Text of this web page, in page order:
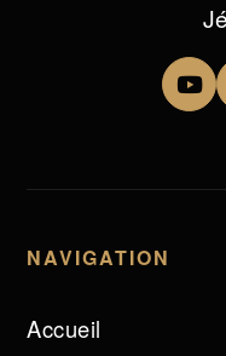
NAVIGATION
Accueil